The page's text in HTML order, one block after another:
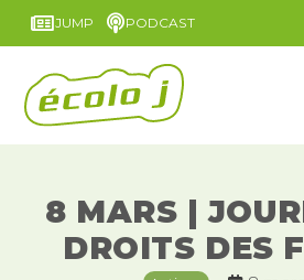
JUMP PODCAST
8 MARS |
DROITS DES